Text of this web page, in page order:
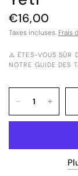
€16,00
Taxes incluses. Frais
⚠️ ÊTES-VOUS SÛR
NOTRE GUIDE DES